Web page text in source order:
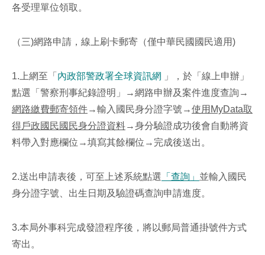
各受理單位領取。
（三)網路申請，線上刷卡郵寄（僅中華民國國民適用)
1.上網至「 內政部警政署全球資訊網
」，於「線上申辦」
點選「警察刑事紀錄證明」→網路申辦及案件進度查詢→
網路繳費郵寄領件→輸入國民身分證字號→使用MyData取
得戶政國民國民身分證資料→身分驗證成功後會自動將資
料帶入對應欄位→填寫其餘欄位→完成後送出。
2.送出申請表後，可至上述系統點選 「查詢」 並輸入國民
身分證字號、出生日期及驗證碼查詢申請進度。
3.本局外事科完成發證程序後，將以郵局普通掛號件方式
寄出。